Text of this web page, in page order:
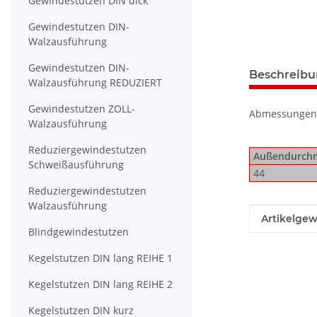
weitere
44
Wert
Gewindestutzen DIN-
Walzausführung
Gewindestutzen DIN-
Walzausführung REDUZIERT
Gewindestutzen ZOLL-
Walzausführung
Reduziergewindestutzen
Schweißausführung
Reduziergewindestutzen
Walzausführung
Blindgewindestutzen
Kegelstutzen DIN lang REIHE 1
Kegelstutzen DIN lang REIHE 2
Kegelstutzen DIN kurz